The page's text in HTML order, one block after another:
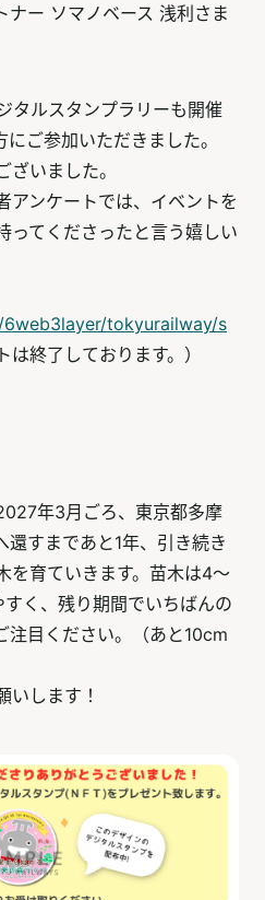
ナー ソマノベース 浅利さま
タルスタンプラリーも開催
ご参加いただきました。
いました。
ンケートでは、イベントを
ってくださったと言う嬉しい
tokyurailway/s
は終了しております。）
年3月ごろ、東京都多摩
還すまであと1年、引き続き
を育ていきます。苗木は4～
く、残り期間でいちばんの
注目ください。（あと10cm
いします！